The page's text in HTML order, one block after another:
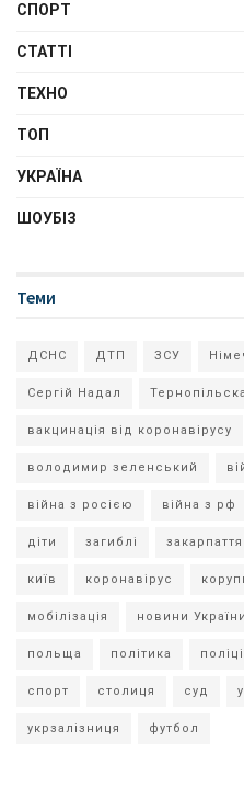
СПОРТ
СТАТТІ
ТЕХНО
ТОП
УКРАЇНА
ШОУБІЗ
Теми
ДСНС ДТП ЗСУ
Сергій Надал
вакцинація від коронавірусу
володимир зеленський
війна з росією війна з рф
діти загиблі закарпаття
київ коронавірус
мобілізація новини України
польща політика
спорт столиця суд
укрзалізниця футбол